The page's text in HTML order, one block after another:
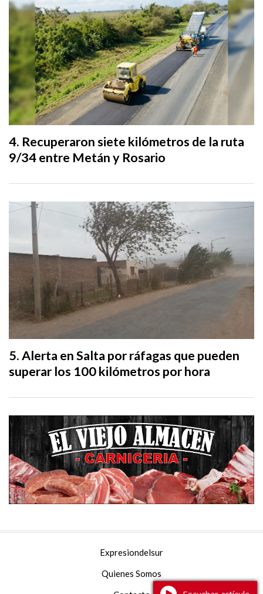
Recuperaron siete kilómetros de la ruta
9/34 entre Metán y Rosario
Alerta en Salta por ráfagas que pueden
superar los 100 kilómetros por hora
Expresiondelsur
Quienes Somos